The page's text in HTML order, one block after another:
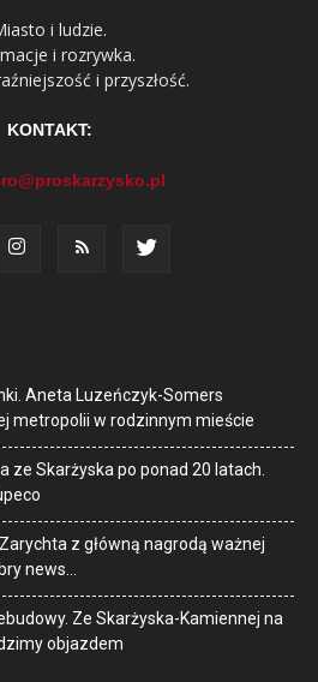
i ludzie.
i rozrywka.
i przyszłość.
KONTAKT:
Aneta Luzeńczyk-Somers
metropolii w rodzinnym mieście
ze Skarżyska po ponad 20 latach.
z główną nagrodą ważnej
news…
Ze Skarżyska-Kamiennej na
objazdem